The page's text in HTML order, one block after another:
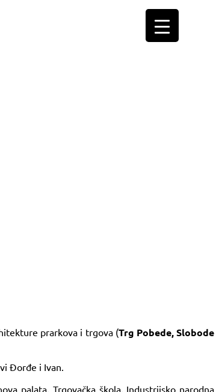
prarkova i trgova (Trg Pobede, Slobode
Đorđe i Ivan.
palata, Trgovačka škola, Industrijsko narodna